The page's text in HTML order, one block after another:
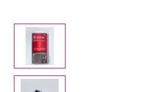
Bildergalerie überspringen